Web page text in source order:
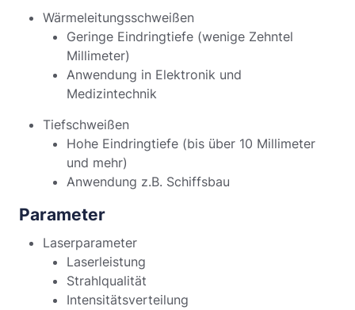
Wärmeleitungsschweißen
Geringe Eindringtiefe (wenige Zehntel
Millimeter)
Anwendung in Elektronik und
Medizintechnik
Tiefschweißen
Hohe Eindringtiefe (bis über 10 Millimeter
und mehr)
Anwendung z.B. Schiffsbau
Parameter
Laserparameter
Laserleistung
Strahlqualität
Intensitätsverteilung